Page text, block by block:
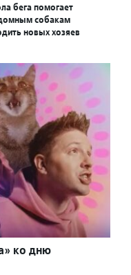
бега помогает
собакам
новых хозяев
ко дню